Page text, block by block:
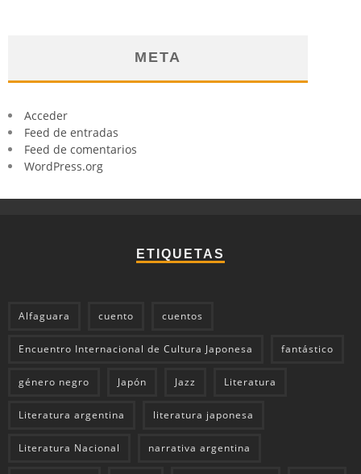
META
Acceder
Feed de entradas
Feed de comentarios
WordPress.org
ETIQUETAS
Alfaguara cuento cuentos
Encuentro Internacional de Cultura Japonesa fantástico
género negro Japón Jazz Literatura
Literatura argentina literatura japonesa
Literatura Nacional narrativa argentina